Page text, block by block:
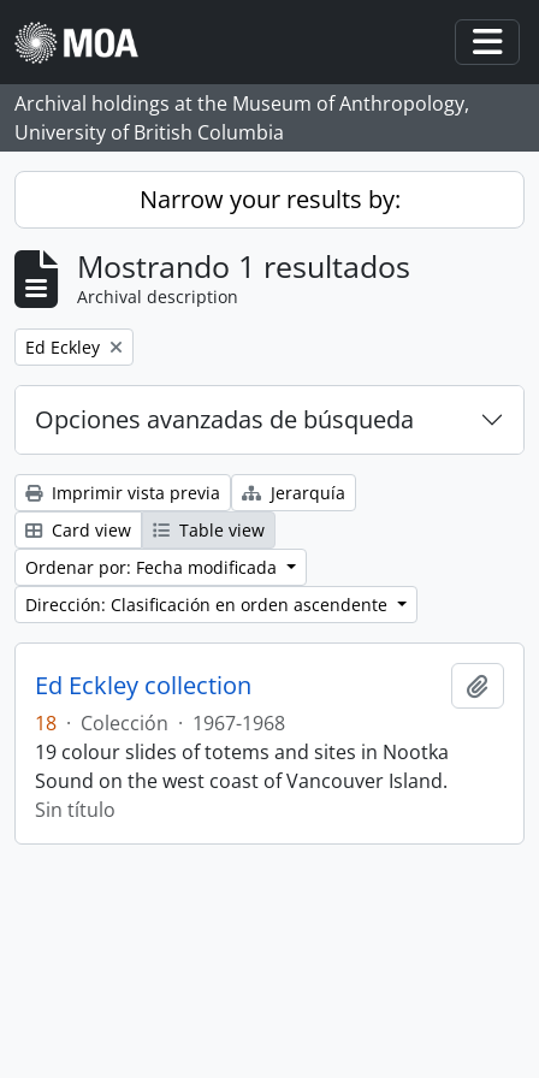
Skip to main content
Archival holdings at the Museum of Anthropology,
University of British Columbia
Narrow your results by:
Mostrando 1 resultados
Archival description
Remove filter:
Ed Eckley
Opciones avanzadas de búsqueda
Imprimir vista previa
Jerarquía
Card view
Table view
Ordenar por: Fecha modificada
Dirección: Clasificación en orden ascendente
Ed Eckley collection
18 · Colección · 1967-1968
19 colour slides of totems and sites in Nootka
Sound on the west coast of Vancouver Island.
Sin título